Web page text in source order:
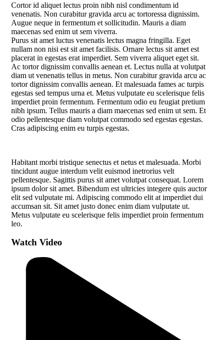
Cortor id aliquet lectus proin nibh nisl condimentum id
venenatis. Non curabitur gravida arcu ac tortoressa dignissim.
Augue neque in fermentum et sollicitudin. Mauris a diam
maecenas sed enim ut sem viverra.
Purus sit amet luctus venenatis lectus magna fringilla. Eget
nullam non nisi est sit amet facilisis. Ornare lectus sit amet est
placerat in egestas erat imperdiet. Sem viverra aliquet eget sit.
Ac tortor dignissim convallis aenean et. Lectus nulla at volutpat
diam ut venenatis tellus in metus. Non curabitur gravida arcu ac
tortor dignissim convallis aenean. Et malesuada fames ac turpis
egestas sed tempus urna et. Metus vulputate eu scelerisque felis
imperdiet proin fermentum. Fermentum odio eu feugiat pretium
nibh ipsum. Tellus mauris a diam maecenas sed enim ut sem. Et
odio pellentesque diam volutpat commodo sed egestas egestas.
Cras adipiscing enim eu turpis egestas.
Habitant morbi tristique senectus et netus et malesuada. Morbi
tincidunt augue interdum velit euismod inеtrorius velt
pellentesque. Sagittis purus sit amet volutpat consequat. Lorem
ipsum dolor sit amet. Bibendum est ultricies integere quis auctor
elit sed vulputate mi. Adipiscing commodo elit at imperdiet dui
accumsan sit. Sit amet justo donec enim diam vulputate ut.
Metus vulputate eu scelerisque felis imperdiet proin fermentum
leo.
Watch Video